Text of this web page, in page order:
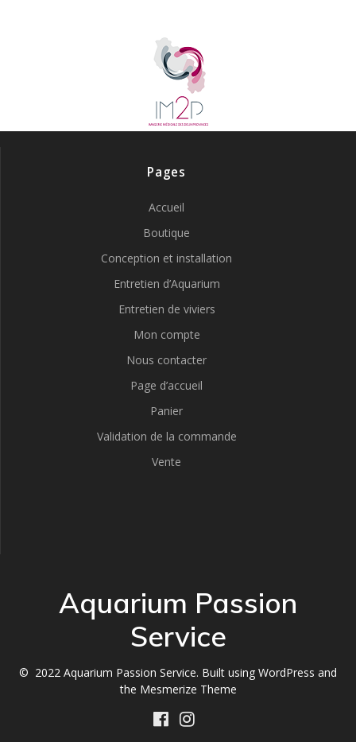
Pages
Accueil
Boutique
Conception et installation
Entretien d’Aquarium
Entretien de viviers
Mon compte
Nous contacter
Page d’accueil
Panier
Validation de la commande
Vente
Aquarium Passion
Service
© 2022 Aquarium Passion Service. Built using WordPress and
the Mesmerize Theme